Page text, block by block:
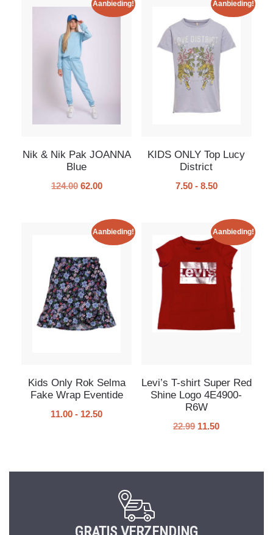
Aanbieding!
Nik & Nik Pak JOANNA
Blue
124.00 62.00
Aanbieding!
KIDS ONLY Top Lucy
District
7.50 - 8.50
Aanbieding!
Kids Only Rok Selma
Fake Wrap Eventide
11.00 - 12.50
Aanbieding!
Levi’s T-shirt Super Red
Shine Logo 4E4900-
R6W
22.99 11.50